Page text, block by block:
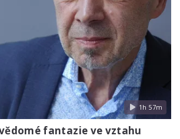
1h 57m
fantazie ve vztahu